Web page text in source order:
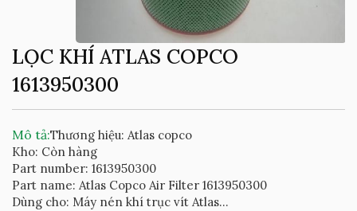
LỌC KHÍ ATLAS COPCO
1613950300
Mô tả:Thương hiệu: Atlas copco
Kho: Còn hàng
Part number: 1613950300
Part name: Atlas Copco Air Filter 1613950300
Dùng cho: Máy nén khí trục vít Atlas...